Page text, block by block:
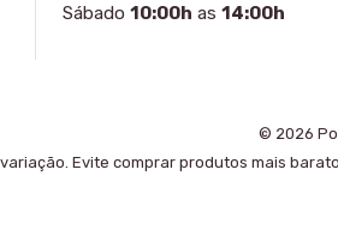
Sábado 10:00h as 14:00h
© 2026
Evite comprar produtos mais